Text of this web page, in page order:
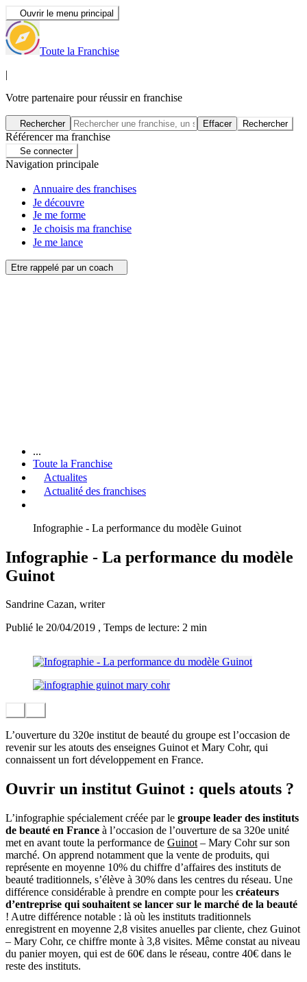
Ouvrir le menu principal
Toute la Franchise
|
Votre partenaire pour réussir en franchise
Rechercher Effacer Rechercher
Référencer ma franchise
Se connecter
Navigation principale
Annuaire des franchises
Je découvre
Je me forme
Je choisis ma franchise
Je me lance
Etre rappelé par un coach
...
Toute la Franchise
Actualites
Actualité des franchises
Infographie - La performance du modèle Guinot
Infographie - La performance du modèle
Guinot
Sandrine Cazan, writer
Publié le 20/04/2019 , Temps de lecture: 2 min
L’ouverture du 320e institut de beauté du groupe est l’occasion de
revenir sur les atouts des enseignes Guinot et Mary Cohr, qui
connaissent un fort développement en France.
Ouvrir un institut Guinot : quels atouts ?
L’infographie spécialement créée par le groupe leader des instituts
de beauté en France à l’occasion de l’ouverture de sa 320e unité
met en avant toute la performance de Guinot – Mary Cohr sur son
marché. On apprend notamment que la vente de produits, qui
représente en moyenne 10% du chiffre d’affaires des instituts de
beauté traditionnels, s’élève à 30% dans les centres du réseau. Une
différence considérable à prendre en compte pour les créateurs
d’entreprise qui souhaitent se lancer sur le marché de la beauté
! Autre différence notable : là où les instituts traditionnels
enregistrent en moyenne 2,8 visites anuelles par cliente, chez Guinot
– Mary Cohr, ce chiffre monte à 3,8 visites. Même constat au niveau
du panier moyen, qui est de 60€ dans le réseau, contre 40€ dans le
reste des instituts.